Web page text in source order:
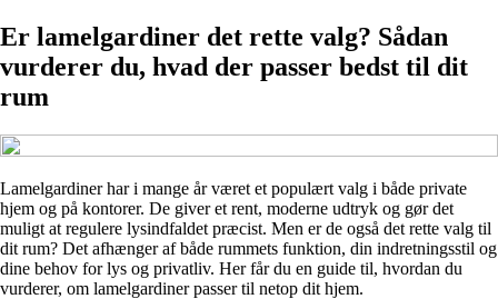
Er lamelgardiner det rette valg? Sådan
vurderer du, hvad der passer bedst til dit
rum
Lamelgardiner har i mange år været et populært valg i både private
hjem og på kontorer. De giver et rent, moderne udtryk og gør det
muligt at regulere lysindfaldet præcist. Men er de også det rette valg til
dit rum? Det afhænger af både rummets funktion, din indretningsstil og
dine behov for lys og privatliv. Her får du en guide til, hvordan du
vurderer, om lamelgardiner passer til netop dit hjem.